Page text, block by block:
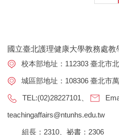
國立臺北護理健康大學教務處教
校本部地址：112303 臺北市
城區部地址：108306 臺北市
TEL:(02)28227101、
teachingaffairs@ntunhs.edu.tw
組長：2310、祕書：2306